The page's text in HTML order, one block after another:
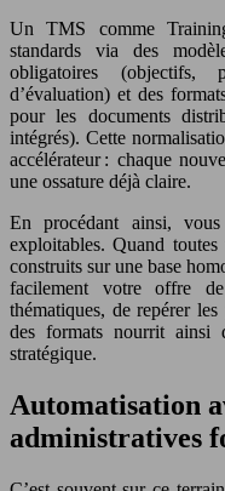
Un TMS comme
standards via des
obligatoires (objectifs,
d’évaluation) et des
pour les documents
intégrés). Cette
accélérateur : chaque
une ossature déjà claire.
En procédant ainsi,
exploitables. Quand
construits sur une base
facilement votre offre
thématiques, de repérer
des formats nourrit ainsi
stratégique.
Automatisation
administratives